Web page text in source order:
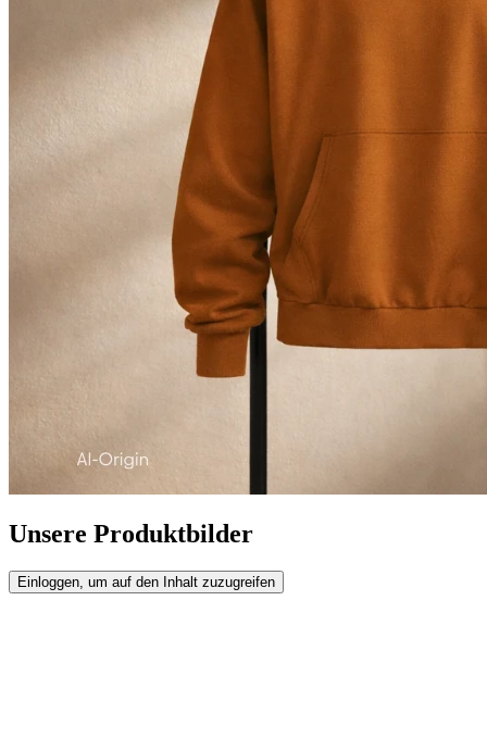
Unsere Produktbilder
Einloggen, um auf den Inhalt zuzugreifen